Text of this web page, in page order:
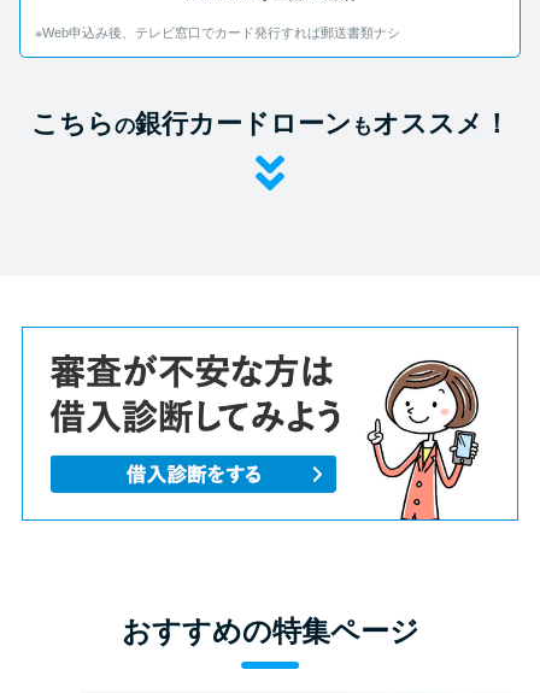
※Web申込み後、テレビ窓口でカード発行すれば郵送書類ナシ
こちらの銀行カードローン もオススメ！
おすすめの特集ページ